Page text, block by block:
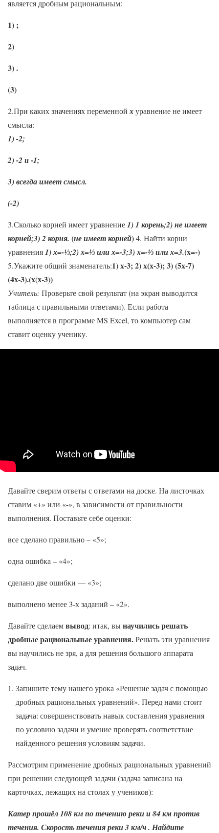
является дробным рациональным:
1) ;
2)
3) .
(3)
2.При каких значениях переменной хуравнение не имеет
смысла:
1) -2;
2) -2 и -1;
3) всегда имеет смысл.
(-2)
3.Сколько корней имеет уравнение1) 1 корень;2) не имеет
корней;3) 2 корня. (не имеет корней)4. Найти корни
уравнения1) х=-⅓;2) х=⅓ или х=-3;3) х=-⅓ или х=3.(x=-)
5.Укажите общий знаменатель:1) х-3;2) х(х-3);3) (5х-7)
(4х-3).(х(х-3))
Учитель: Проверьте свой результат (на экран выводится
таблица с правильными ответами). Если работа
выполняется в программе MS Excel, то компьютер сам
ставит оценку ученику.
Давайте сверим ответы с ответами на доске. На листочках
ставим «+» или «-», в зависимости от правильности
выполнения. Поставьте себе оценки:
все сделано правильно – «5»;
одна ошибка – «4»;
сделано две ошибки — «3»;
выполнено менее 3-х заданий – «2».
Давайте сделаемвывод: итак, вынаучились решать
дробные рациональные уравнения.Решать эти уравнения
вы научились не зря, а для решения большого аппарата
задач.
Запишите тему нашего урока «Решение задач с помощью
дробных рациональных уравнений». Перед нами стоит
задача: совершенствовать навык составления уравнения
по условию задачи и умение проверять соответствие
найденного решения условиям задачи.
Рассмотрим применение дробных рациональных уравнений
при решении следующей задачи (задача записана на
карточках, лежащих на столах у учеников):
Катер прошёл 108 км по течению реки и 84 км против
течения. Скорость течения реки 3 км/ч . Найдите